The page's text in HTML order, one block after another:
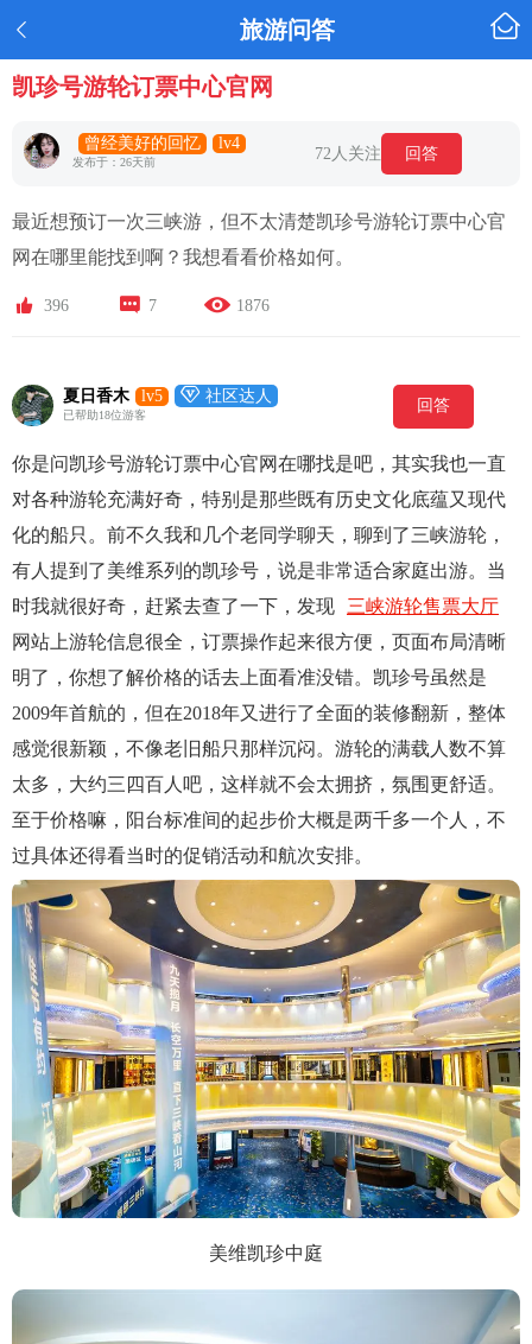
 旅游问答 
凯珍号游轮订票中心官网
曾经美好的回忆 lv4
发布于：26天前 72人关注 回答
最近想预订一次三峡游，但不太清楚凯珍号游轮订票中心官
网在哪里能找到啊？我想看看价格如何。
 396  7  1876
夏日香木 lv5  社区达人
已帮助18位游客
回答
你是问凯珍号游轮订票中心官网在哪找是吧，其实我也一直
对各种游轮充满好奇，特别是那些既有历史文化底蕴又现代
化的船只。前不久我和几个老同学聊天，聊到了三峡游轮，
有人提到了美维系列的凯珍号，说是非常适合家庭出游。当
时我就很好奇，赶紧去查了一下，发现
三峡游轮售票大厅
网站上游轮信息很全，订票操作起来很方便，页面布局清晰
明了，你想了解价格的话去上面看准没错。凯珍号虽然是
2009年首航的，但在2018年又进行了全面的装修翻新，整体
感觉很新颖，不像老旧船只那样沉闷。游轮的满载人数不算
太多，大约三四百人吧，这样就不会太拥挤，氛围更舒适。
至于价格嘛，阳台标准间的起步价大概是两千多一个人，不
过具体还得看当时的促销活动和航次安排。
美维凯珍中庭